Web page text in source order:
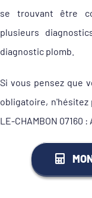
se trouvant être
plusieurs
diagnostic plomb.
Si vous pensez que
obligatoire,
LE-CHAMBON 07160 :